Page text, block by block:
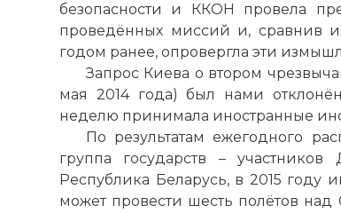
безопасности и ККОН провела
проведённых миссий и, сравнив
годом ранее, опровергла эти
Запрос Киева о втором
мая 2014 года) был нами
неделю принимала иностранные
По результатам ежегодного
группа государств –
Республика Беларусь, в 2015 году
может провести шесть полётов